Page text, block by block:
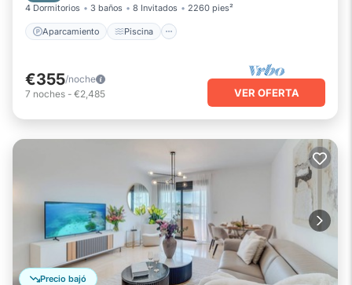
4 Dormitorios 3 baños 8 Invitados 2260 pies²
Aparcamiento Piscina
€355/noche
7 noches - €2,485 VER OFERTA
Precio bajó